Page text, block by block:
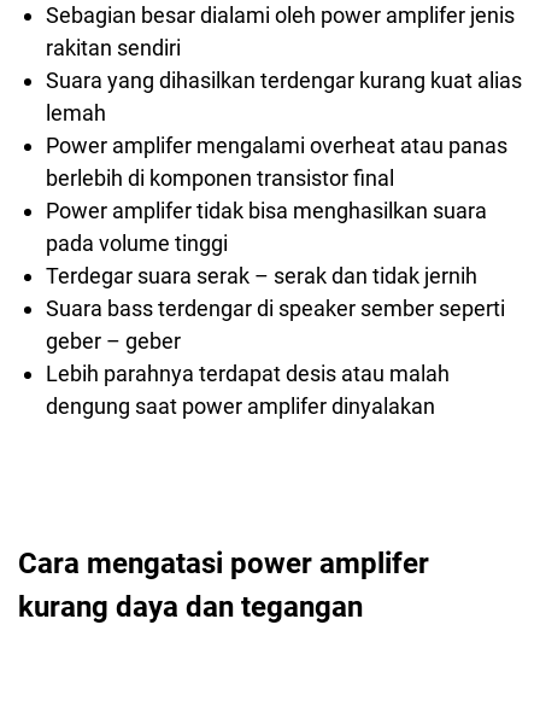
Sebagian besar dialami oleh power amplifer jenis
rakitan sendiri
Suara yang dihasilkan terdengar kurang kuat alias
lemah
Power amplifer mengalami overheat atau panas
berlebih di komponen transistor final
Power amplifer tidak bisa menghasilkan suara
pada volume tinggi
Terdegar suara serak – serak dan tidak jernih
Suara bass terdengar di speaker sember seperti
geber – geber
Lebih parahnya terdapat desis atau malah
dengung saat power amplifer dinyalakan
Cara mengatasi power amplifer
kurang daya dan tegangan